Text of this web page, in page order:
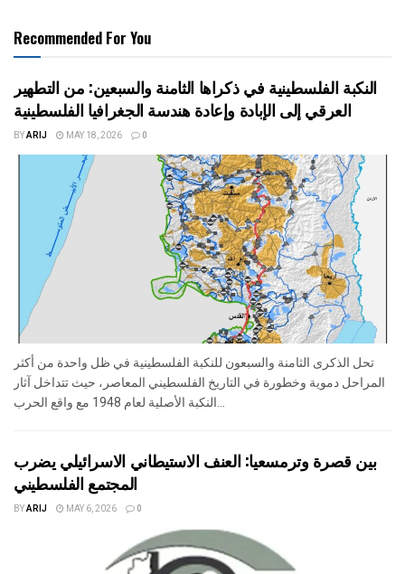
Recommended For You
النكبة الفلسطينية في ذكراها الثامنة والسبعين: من التطهير
BYARIJ MAY 18, 2026 0
تحل الذكرى الثامنة والسبعون للنكبة الفلسطينية في ظل واحدة من أكثر
المراحل دموية وخطورة في التاريخ الفلسطيني المعاصر، حيث تتداخل آثار
بين قصرة وترمسعيا: العنف الاستيطاني الاسرائيلي يضرب
المجتمع الفلسطيني
BYARIJ MAY 6, 2026 0